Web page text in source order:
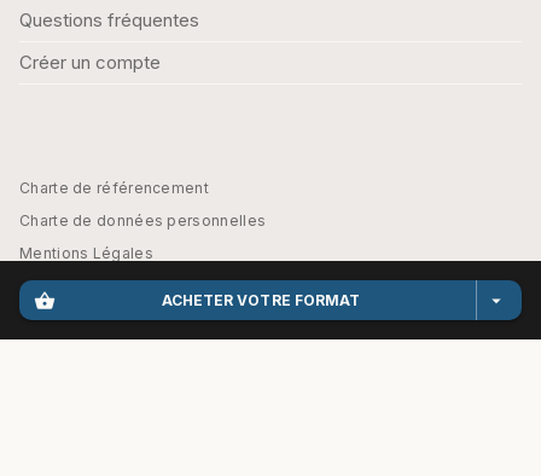
shopping_basket ACHETER VOTRE FORMAT arrow_drop_down
Questions fréquentes
Créer un compte
Charte de référencement
Charte de données personnelles
Mentions Légales
Engagement durable
CGU